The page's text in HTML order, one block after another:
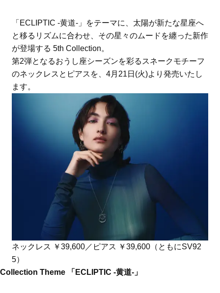
「ECLIPTIC -黄道-」をテーマに、太陽が新たな星座へ
と移るリズムに合わせ、その星々のムードを纏った新作
が登場する 5th Collection。
第2弾となるおうし座シーズンを彩るスネークモチーフ
のネックレスとピアスを、4月21日(火)より発売いたし
ます。
ネックレス ￥39,600／ピアス ￥39,600（ともにSV92
5）
Collection Theme 「ECLIPTIC -黄道-」